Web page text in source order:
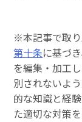
※本記事で取
第十条に基づ
を編集・加工
別されないよ
的な知識と経
た適切な対策